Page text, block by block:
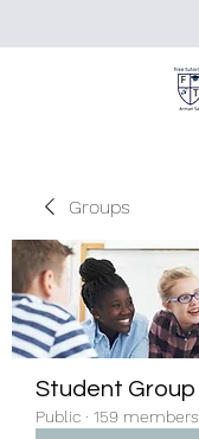
Groups
Student Group
Public · 159 members